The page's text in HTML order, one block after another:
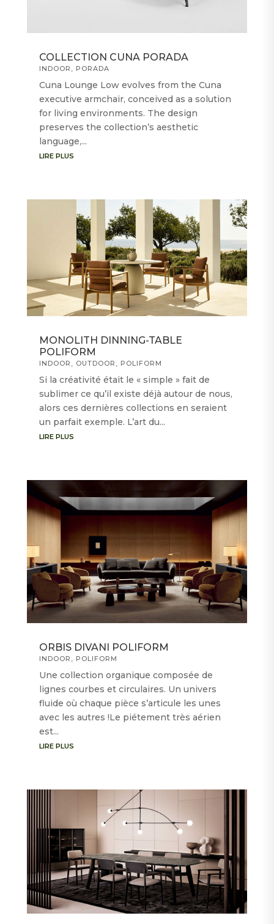
COLLECTION CUNA PORADA
INDOOR PORADA
Cuna Lounge Low evolves from the Cuna
executive armchair, conceived as a solution
for living environments. The design
preserves the collection’s aesthetic
language,...
LIRE PLUS
MONOLITH DINNING-TABLE
POLIFORM
INDOOR OUTDOOR POLIFORM
Si la créativité était le « simple » fait de
sublimer ce qu’il existe déjà autour de nous,
alors ces dernières collections en seraient
un parfait exemple. L’art du...
LIRE PLUS
ORBIS DIVANI POLIFORM
INDOOR , POLIFORM
Une collection organique composée de
lignes courbes et circulaires. Un univers
fluide où chaque pièce s’articule les unes
avec les autres !Le piétement très aérien
est...
LIRE PLUS